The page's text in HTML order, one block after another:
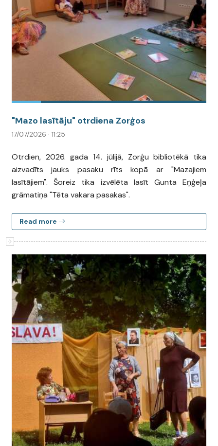
"Mazo lasītāju" otrdiena Zorģos
17/07/2026 · 11:25
Otrdien, 2026. gada 14. jūlijā, Zorģu bibliotēkā tika
aizvadīts jauks pasaku rīts kopā ar "Mazajiem
lasītājiem". Šoreiz tika izvēlēta lasīt Gunta Eņģeļa
grāmatiņa "Tēta vakara pasakas".
Read more